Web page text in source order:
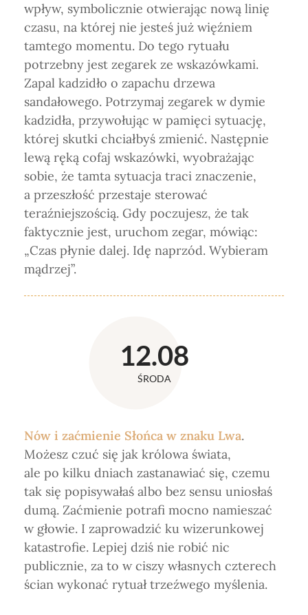
wpływ, symbolicznie otwierając nową linię
czasu, na której nie jesteś już więźniem
tamtego momentu. Do tego rytuału
potrzebny jest zegarek ze wskazówkami.
Zapal kadzidło o zapachu drzewa
sandałowego. Potrzymaj zegarek w dymie
kadzidła, przywołując w pamięci sytuację,
której skutki chciałbyś zmienić. Następnie
lewą ręką cofaj wskazówki, wyobrażając
sobie, że tamta sytuacja traci znaczenie,
a przeszłość przestaje sterować
teraźniejszością. Gdy poczujesz, że tak
faktycznie jest, uruchom zegar, mówiąc:
„Czas płynie dalej. Idę naprzód. Wybieram
mądrzej”.
12.08
ŚRODA
Nów i zaćmienie Słońca w znaku Lwa.
Możesz czuć się jak królowa świata,
ale po kilku dniach zastanawiać się, czemu
tak się popisywałaś albo bez sensu uniosłaś
dumą. Zaćmienie potrafi mocno namieszać
w głowie. I zaprowadzić ku wizerunkowej
katastrofie. Lepiej dziś nie robić nic
publicznie, za to w ciszy własnych czterech
ścian wykonać rytuał trzeźwego myślenia.